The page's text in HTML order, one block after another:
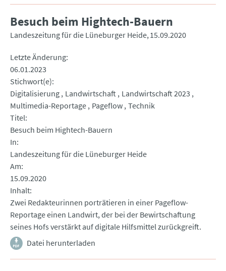
Besuch beim Hightech-Bauern
Landeszeitung für die Lüneburger Heide 15.09.2020
Letzte Änderung
06.01.2023
Stichwort(e)
Digitalisierung Landwirtschaft Landwirtschaft 2023
Multimedia-Reportage Pageflow Technik
Titel
Besuch beim Hightech-Bauern
In
Landeszeitung für die Lüneburger Heide
Am
15.09.2020
Inhalt
Zwei Redakteurinnen porträtieren in einer Pageflow-
Reportage einen Landwirt, der bei der Bewirtschaftung
seines Hofs verstärkt auf digitale Hilfsmittel zurückgreift.
Datei herunterladen